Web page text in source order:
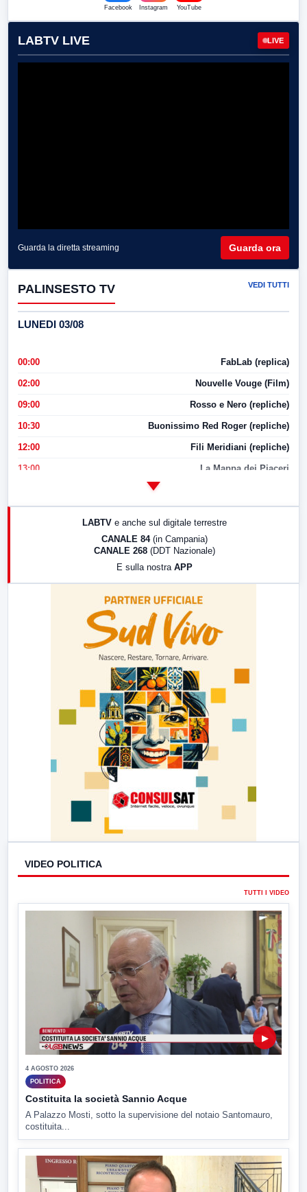
Facebook Instagram YouTube
LABTV LIVE LIVE
Guarda la diretta streaming Guarda ora
PALINSESTO TV VEDI TUTTI
LUNEDI 03/08
00:00 FabLab (replica)
02:00 Nouvelle Vouge (Film)
09:00 Rosso e Nero (repliche)
10:30 Buonissimo Red Roger (repliche)
12:00 Fili Meridiani (repliche)
13:00 La Mappa dei Piaceri
LABTV e anche sul digitale terrestre
CANALE 84 (in Campania)
CANALE 268 (DDT Nazionale)
E sulla nostra APP
VIDEO POLITICA
TUTTI I VIDEO
▶
4 AGOSTO 2026
POLITICA
Costituita la società Sannio Acque
A Palazzo Mosti, sotto la supervisione del notaio Santomauro,
costituita...